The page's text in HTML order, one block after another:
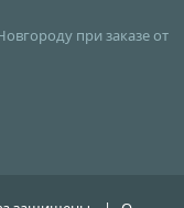
при заказе от